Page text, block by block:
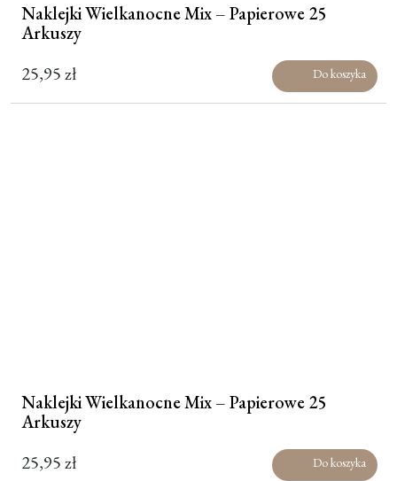
Naklejki Wielkanocne Mix – Papierowe 25
Arkuszy
25,95zł Do koszyka
Naklejki Wielkanocne Mix – Papierowe 25
Arkuszy
25,95zł Do koszyka